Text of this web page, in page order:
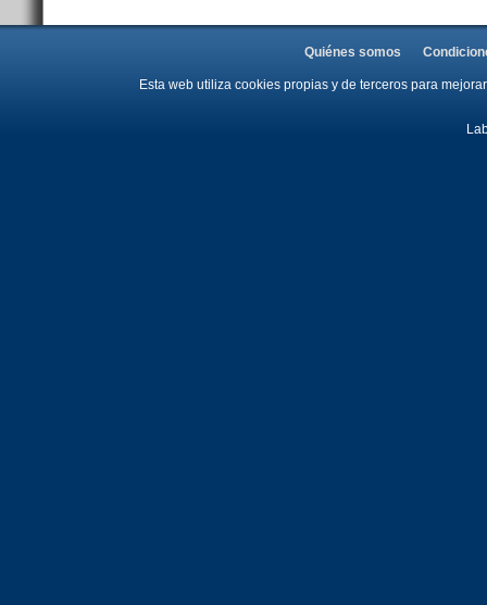
Quiénes somos
Esta web utiliza cookies propias y de terceros para